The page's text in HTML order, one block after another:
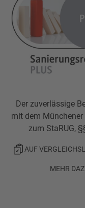
Der zuverlässige
mit dem
zum StaRUG,
AUF
MEHR